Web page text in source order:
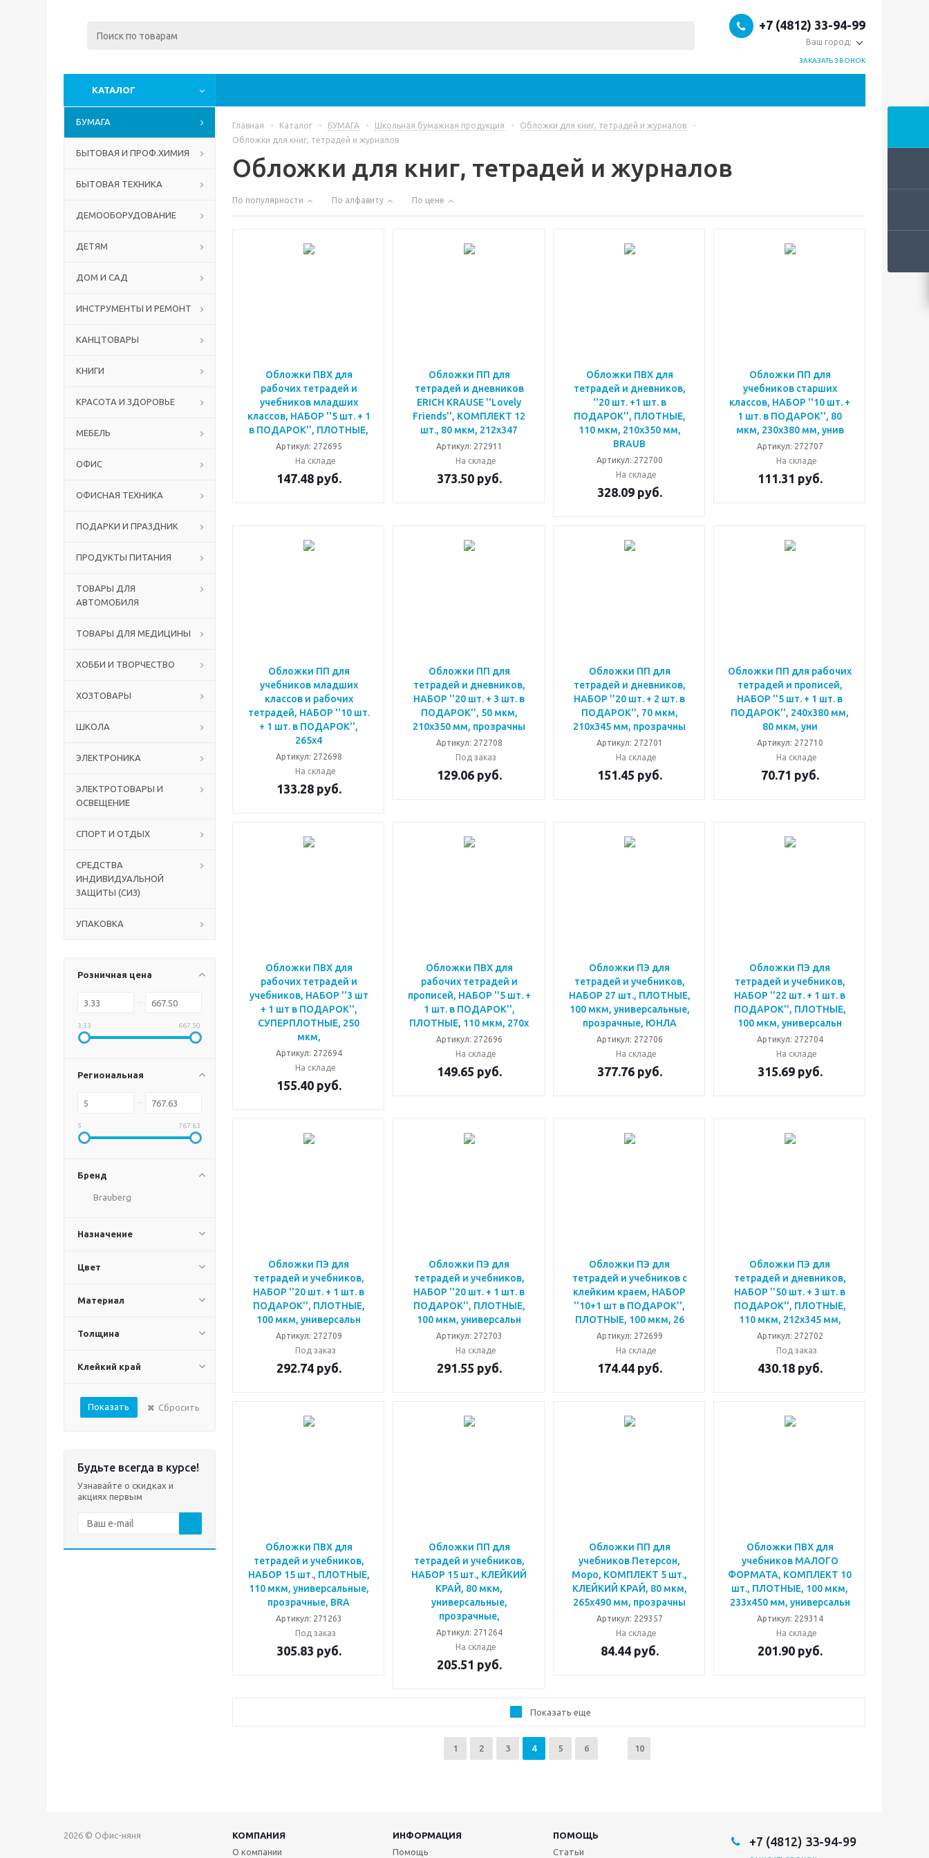
+7 (4812) 33-94-99
Ваш город:
ЗАКАЗАТЬ ЗВОНОК
КАТАЛОГ
БУМАГА
БЫТОВАЯ И ПРОФ.ХИМИЯ
БЫТОВАЯ ТЕХНИКА
ДЕМООБОРУДОВАНИЕ
ДЕТЯМ
ДОМ И САД
ИНСТРУМЕНТЫ И РЕМОНТ
КАНЦТОВАРЫ
КНИГИ
КРАСОТА И ЗДОРОВЬЕ
МЕБЕЛЬ
ОФИС
ОФИСНАЯ ТЕХНИКА
ПОДАРКИ И ПРАЗДНИК
ПРОДУКТЫ ПИТАНИЯ
ТОВАРЫ ДЛЯ
АВТОМОБИЛЯ
ТОВАРЫ ДЛЯ МЕДИЦИНЫ
ХОББИ И ТВОРЧЕСТВО
ХОЗТОВАРЫ
ШКОЛА
ЭЛЕКТРОНИКА
ЭЛЕКТРОТОВАРЫ И
ОСВЕЩЕНИЕ
СПОРТ И ОТДЫХ
СРЕДСТВА
ИНДИВИДУАЛЬНОЙ
ЗАЩИТЫ (СИЗ)
УПАКОВКА
Розничная цена
3.33 667.50
Региональная
5 767.63
Бренд
Brauberg
Назначение
Цвет
Материал
Толщина
Клейкий край
Сбросить
Будьте всегда в курсе!
Узнавайте о скидках и
акциях первым
Главная - Каталог - БУМАГА - Школьная бумажная продукция - Обложки для книг, тетрадей и журналов
-
Обложки для книг, тетрадей и журналов
Обложки для книг, тетрадей и журналов
По популярности По алфавиту По цене
Обложки ПВХ для
рабочих тетрадей и
учебников младших
классов, НАБОР ''5 шт. + 1
в ПОДАРОК'', ПЛОТНЫЕ,
Артикул: 272695
На складе
147.48руб.
Обложки ПП для
тетрадей и дневников
ERICH KRAUSE ''Lovely
Friends'', КОМПЛЕКТ 12
шт., 80 мкм, 212х347
Артикул: 272911
На складе
373.50руб.
Обложки ПВХ для
тетрадей и дневников,
''20 шт. +1 шт. в
ПОДАРОК'', ПЛОТНЫЕ,
110 мкм, 210х350 мм,
BRAUB
Артикул: 272700
На складе
328.09руб.
Обложки ПП для
учебников старших
классов, НАБОР ''10 шт. +
1 шт. в ПОДАРОК'', 80
мкм, 230х380 мм, унив
Артикул: 272707
На складе
111.31 руб.
Обложки ПП для
учебников младших
классов и рабочих
тетрадей, НАБОР ''10 шт.
+ 1 шт. в ПОДАРОК'',
265х4
Артикул: 272698
На складе
133.28руб.
Обложки ПП для
тетрадей и дневников,
НАБОР ''20 шт. + 3 шт. в
ПОДАРОК'', 50 мкм,
210х350 мм, прозрачны
Артикул: 272708
Под заказ
129.06руб.
Обложки ПП для
тетрадей и дневников,
НАБОР ''20 шт. + 2 шт. в
ПОДАРОК'', 70 мкм,
210х345 мм, прозрачны
Артикул: 272701
На складе
151.45 руб.
Обложки ПП для рабочих
тетрадей и прописей,
НАБОР ''5 шт. + 1 шт. в
ПОДАРОК'', 240х380 мм,
80 мкм, уни
Артикул: 272710
На складе
70.71 руб.
Обложки ПВХ для
рабочих тетрадей и
учебников, НАБОР ''3 шт
+ 1 шт в ПОДАРОК'',
СУПЕРПЛОТНЫЕ, 250
мкм,
Артикул: 272694
На складе
155.40руб.
Обложки ПВХ для
рабочих тетрадей и
прописей, НАБОР ''5 шт. +
1 шт. в ПОДАРОК'',
ПЛОТНЫЕ, 110 мкм, 270х
Артикул: 272696
На складе
149.65 руб.
Обложки ПЭ для
тетрадей и учебников,
НАБОР 27 шт., ПЛОТНЫЕ,
100 мкм, универсальные,
прозрачные, ЮНЛА
Артикул: 272706
На складе
377.76руб.
Обложки ПЭ для
тетрадей и учебников,
НАБОР ''22 шт. + 1 шт. в
ПОДАРОК'', ПЛОТНЫЕ,
100 мкм, универсальн
Артикул: 272704
На складе
315.69руб.
Обложки ПЭ для
тетрадей и учебников,
НАБОР ''20 шт. + 1 шт. в
ПОДАРОК'', ПЛОТНЫЕ,
100 мкм, универсальн
Артикул: 272709
Под заказ
292.74руб.
Обложки ПЭ для
тетрадей и учебников,
НАБОР ''20 шт. + 1 шт. в
ПОДАРОК'', ПЛОТНЫЕ,
100 мкм, универсальн
Артикул: 272703
На складе
291.55 руб.
Обложки ПЭ для
тетрадей и учебников с
клейким краем, НАБОР
''10+1 шт в ПОДАРОК'',
ПЛОТНЫЕ, 100 мкм, 26
Артикул: 272699
На складе
174.44руб.
Обложки ПЭ для
тетрадей и дневников,
НАБОР ''50 шт. + 3 шт. в
ПОДАРОК'', ПЛОТНЫЕ,
110 мкм, 212х345 мм,
Артикул: 272702
Под заказ
430.18руб.
Обложки ПВХ для
тетрадей и учебников,
НАБОР 15 шт., ПЛОТНЫЕ,
110 мкм, универсальные,
прозрачные, BRA
Артикул: 271263
Под заказ
305.83 руб.
Обложки ПП для
тетрадей и учебников,
НАБОР 15 шт., КЛЕЙКИЙ
КРАЙ, 80 мкм,
универсальные,
прозрачные,
Артикул: 271264
На складе
205.51 руб.
Обложки ПП для
учебников Петерсон,
Моро, КОМПЛЕКТ 5 шт.,
КЛЕЙКИЙ КРАЙ, 80 мкм,
265х490 мм, прозрачны
Артикул: 229357
На складе
84.44руб.
Обложки ПВХ для
учебников МАЛОГО
ФОРМАТА, КОМПЛЕКТ 10
шт., ПЛОТНЫЕ, 100 мкм,
233х450 мм, универсальн
Артикул: 229314
На складе
201.90руб.
Показать еще
1 2 3 4 5 6 10
2026 © Офис-няня КОМПАНИЯ ИНФОРМАЦИЯ
ПОМОЩЬ
О компании
Помощь Статьи
+7 (4812) 33-94-99